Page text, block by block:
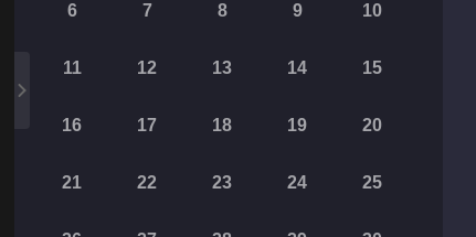
6 7 8 9 10
11 12 13 14 15
16 17 18 19 20
21 22 23 24 25